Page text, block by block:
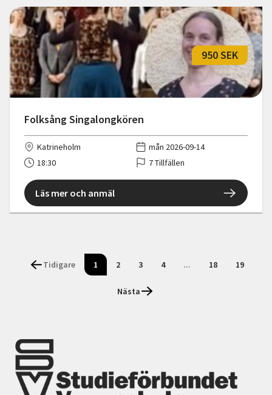
Folksång Singalongkören
950 SEK
Katrineholm
mån 2026-09-14
18:30
7 Tillfällen
Läs mer och anmäl
Tidigare 1 2 3 4 ... 18 19
Nästa